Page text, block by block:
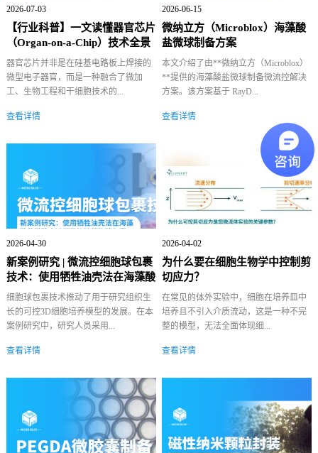
2026-07-03
【行业科普】一文读懂器官芯片
（Organ-on-a-Chip）技术全景
图
器官芯片并非是在硅基电路板上焊接的
微型电子器官，而是一种融合了微加
工、生物工程和干细胞技术的...
查看详情
2026-06-15
微纳立方（Microblox）海藻酸
盐微球制备方案
本文介绍了由**微纳立方（Microblox）
**提供的海藻酸盐微球制备微流控解决
方案。该方案基于 RayD...
查看详情
2026-04-30
新案例研究 | 微流控细胞球包裹
技术：使用牺牲油壳法在海藻酸
盐微珠...
细胞球包裹技术推动了用于研究组织生
长的可控3D细胞培养模型的发展。在本
案例研究中，研究人员采用...
查看详情
2026-04-02
为什么要在细胞生物学中控制剪
切应力？
在常见的体外实验中，细胞在培养皿中
培养且不引入介质流动，这是一种不完
整的模型，无法全面体现细...
查看详情